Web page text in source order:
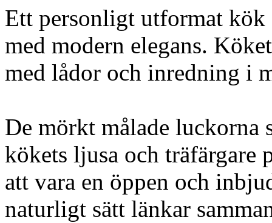
Ett personligt utformat
med modern elegans.
med lådor och inredning i
De mörkt målade
kökets ljusa och träfärgare
att vara en öppen och
naturligt sätt länkar